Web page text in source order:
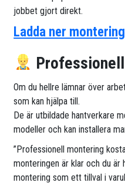
jobbet gjort direkt.
Ladda ner
Om du hellre lämnar över
som kan hjälpa till.
De är utbildade hantverkare
modeller och kan installera
”Professionell montering
monteringen är klar och du
montering som ett tillval i